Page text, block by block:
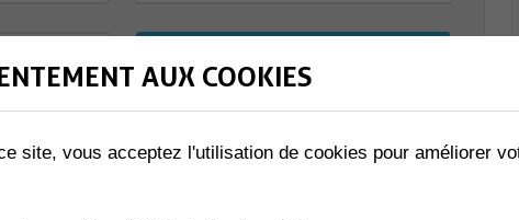
ET LES ABEILLES »
AUX COOKIES
site, vous acceptez l'utilisation de cookies pour améliorer